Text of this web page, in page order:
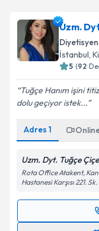
Uzm.
Diyetisyen
İstanbul,
(
Tuğçe Hanım işini
dolu geçiyor istek...
Adres 1
Uzm. Dyt. Tuğçe
Rota Office Atakent,
Hastanesi Karşısı 221. Sk.
Randevu